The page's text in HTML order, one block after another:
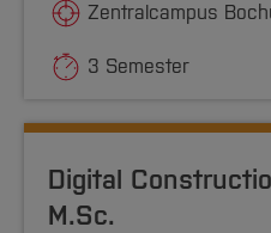
Zentralcampus
3 Semester
Digital
M.Sc.